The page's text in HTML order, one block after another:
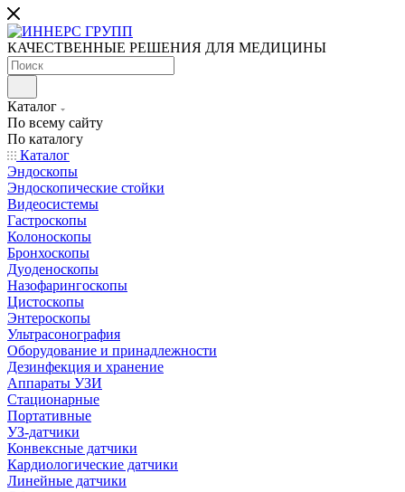
КАЧЕСТВЕННЫЕ РЕШЕНИЯ ДЛЯ МЕДИЦИНЫ
Каталог
По всему сайту
По каталогу
Каталог
Эндоскопы
Эндоскопические стойки
Видеосистемы
Гастроскопы
Колоноскопы
Бронхоскопы
Дуоденоскопы
Назофарингоскопы
Цистоскопы
Энтероскопы
Ультрасонография
Оборудование и принадлежности
Дезинфекция и хранение
Аппараты УЗИ
Стационарные
Портативные
УЗ-датчики
Конвексные датчики
Кардиологические датчики
Линейные датчики